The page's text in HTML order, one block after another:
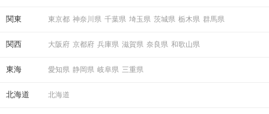
銀座駅から徒歩3分
東京都中央区銀座6丁目7-15 第2岩月
関東 東京都 神奈川県 千葉県 埼玉県 茨城県 栃木県 群馬県
関西 大阪府 京都府 兵庫県 滋賀県 奈良県 和歌山県
東海 愛知県 静岡県 岐阜県 三重県
北海道 北海道